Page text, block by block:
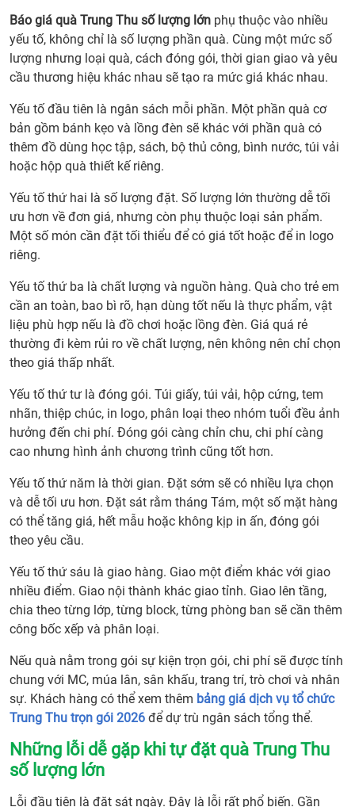
Báo giá quà Trung Thu số lượng lớn phụ thuộc vào nhiều
yếu tố, không chỉ là số lượng phần quà. Cùng một mức số
lượng nhưng loại quà, cách đóng gói, thời gian giao và yêu
cầu thương hiệu khác nhau sẽ tạo ra mức giá khác nhau.
Yếu tố đầu tiên là ngân sách mỗi phần. Một phần quà cơ
bản gồm bánh kẹo và lồng đèn sẽ khác với phần quà có
thêm đồ dùng học tập, sách, bộ thủ công, bình nước, túi vải
hoặc hộp quà thiết kế riêng.
Yếu tố thứ hai là số lượng đặt. Số lượng lớn thường dễ tối
ưu hơn về đơn giá, nhưng còn phụ thuộc loại sản phẩm.
Một số món cần đặt tối thiểu để có giá tốt hoặc để in logo
riêng.
Yếu tố thứ ba là chất lượng và nguồn hàng. Quà cho trẻ em
cần an toàn, bao bì rõ, hạn dùng tốt nếu là thực phẩm, vật
liệu phù hợp nếu là đồ chơi hoặc lồng đèn. Giá quá rẻ
thường đi kèm rủi ro về chất lượng, nên không nên chỉ chọn
theo giá thấp nhất.
Yếu tố thứ tư là đóng gói. Túi giấy, túi vải, hộp cứng, tem
nhãn, thiệp chúc, in logo, phân loại theo nhóm tuổi đều ảnh
hưởng đến chi phí. Đóng gói càng chỉn chu, chi phí càng
cao nhưng hình ảnh chương trình cũng tốt hơn.
Yếu tố thứ năm là thời gian. Đặt sớm sẽ có nhiều lựa chọn
và dễ tối ưu hơn. Đặt sát rằm tháng Tám, một số mặt hàng
có thể tăng giá, hết mẫu hoặc không kịp in ấn, đóng gói
theo yêu cầu.
Yếu tố thứ sáu là giao hàng. Giao một điểm khác với giao
nhiều điểm. Giao nội thành khác giao tỉnh. Giao lên tầng,
chia theo từng lớp, từng block, từng phòng ban sẽ cần thêm
công bốc xếp và phân loại.
Nếu quà nằm trong gói sự kiện trọn gói, chi phí sẽ được tính
chung với MC, múa lân, sân khấu, trang trí, trò chơi và nhân
sự. Khách hàng có thể xem thêm bảng giá dịch vụ tổ chức
Trung Thu trọn gói 2026 để dự trù ngân sách tổng thể.
Những lỗi dễ gặp khi tự đặt quà Trung Thu
số lượng lớn
Lỗi đầu tiên là đặt sát ngày. Đây là lỗi rất phổ biến. Gần